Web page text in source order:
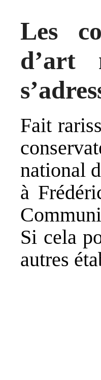
Les
d’art
Fait
national
à
Si cela
autres